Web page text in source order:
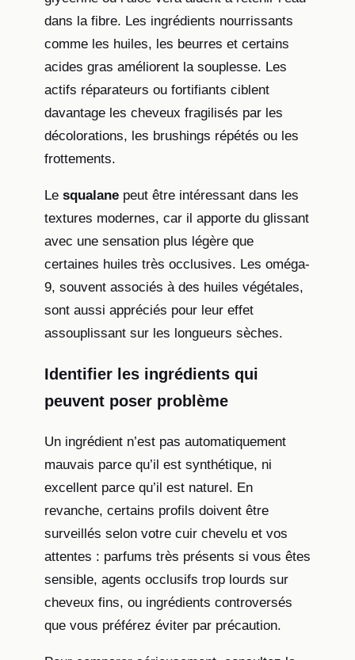
dans la fibre. Les ingrédients nourrissants
comme les huiles, les beurres et certains
acides gras améliorent la souplesse. Les
actifs réparateurs ou fortifiants ciblent
davantage les cheveux fragilisés par les
décolorations, les brushings répétés ou les
frottements.
Le squalane peut être intéressant dans les
textures modernes, car il apporte du glissant
avec une sensation plus légère que
certaines huiles très occlusives. Les oméga-
9, souvent associés à des huiles végétales,
sont aussi appréciés pour leur effet
assouplissant sur les longueurs sèches.
Identifier les ingrédients qui
peuvent poser problème
Un ingrédient n’est pas automatiquement
mauvais parce qu’il est synthétique, ni
excellent parce qu’il est naturel. En
revanche, certains profils doivent être
surveillés selon votre cuir chevelu et vos
attentes : parfums très présents si vous êtes
sensible, agents occlusifs trop lourds sur
cheveux fins, ou ingrédients controversés
que vous préférez éviter par précaution.